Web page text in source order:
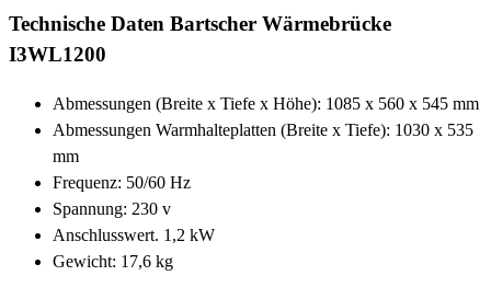
Technische Daten Bartscher Wärmebrücke
I3WL1200
Abmessungen (Breite x Tiefe x Höhe): 1085 x 560 x 545 mm
Abmessungen Warmhalteplatten (Breite x Tiefe): 1030 x 535
mm
Frequenz: 50/60 Hz
Spannung: 230 v
Anschlusswert. 1,2 kW
Gewicht: 17,6 kg